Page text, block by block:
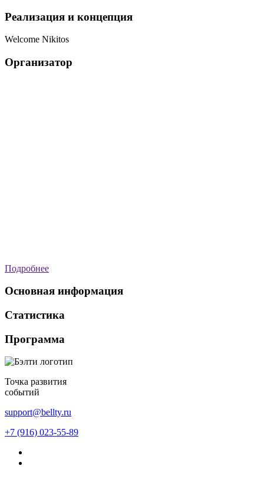
Реализация и концепция
Welcome Nikitos
Организатор
Подробнее
Основная информация
Статистика
Программа
Точка развития
событий
support@bellty.ru
+7 (916) 023-55-89